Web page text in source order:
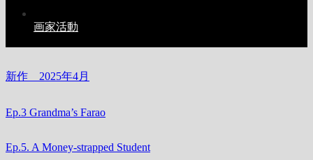
画家活動
新作 2025年4月
Ep.3 Grandma’s Farao
Ep.5. A Money-strapped Student